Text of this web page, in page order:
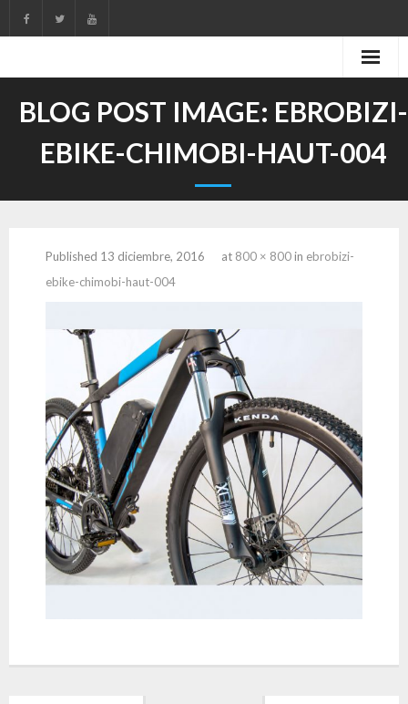
to
BLOG POST IMAGE: EBROBIZI-
EBIKE-CHIMOBI-HAUT-004
Published 13 diciembre, 2016 at 800 × 800in ebrobizi-
ebike-chimobi-haut-004